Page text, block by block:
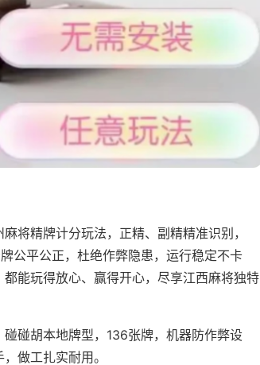
将精牌计分玩法，正精、副精精准识别，
公平公正，杜绝作弊隐患，运行稳定不卡
能玩得放心、赢得开心，尽享江西麻将独特
碰胡本地牌型，136张牌，机器防作弊设
做工扎实耐用。